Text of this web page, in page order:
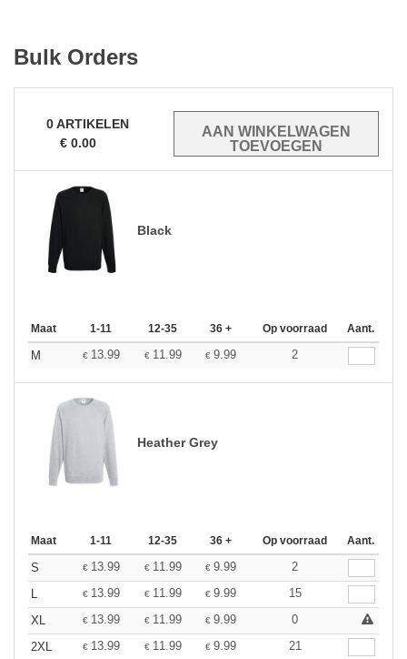
Bulk Orders
0ARTIKELEN
€ 0.00
Black
Maat 1-11 12-35 36 + Op voorraad Aant.
M € 13.99 € 11.99 € 9.99 2
Heather Grey
Maat 1-11 12-35 36 + Op voorraad Aant.
S € 13.99 € 11.99 € 9.99
2
L
€ 13.99 € 11.99 € 9.99
15
XL
€ 13.99 € 11.99 € 9.99
0
2XL
€ 13.99 € 11.99 € 9.99 21